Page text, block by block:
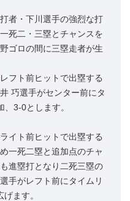
者・下川選手の強烈な打
死二・三塁とチャンスを
ゴロの間に三塁走者が生
フト前ヒットで出塁する
巧選手がセンター前にタ
3-0とします。
イト前ヒットで出塁する
一死二塁と追加点のチャ
進塁打となり二死三塁の
手がレフト前にタイムリ
ます。